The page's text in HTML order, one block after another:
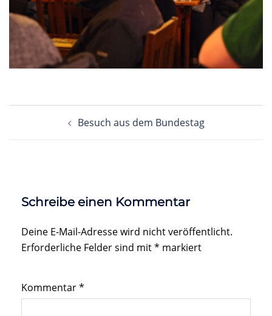
Besuch aus dem Bundestag
Schreibe einen Kommentar
Deine E-Mail-Adresse wird nicht veröffentlicht.
Erforderliche Felder sind mit* markiert
Kommentar*